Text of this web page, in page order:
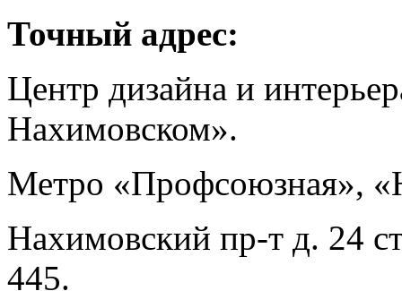
Точный адрес:
Центр дизайна и
Нахимовском».
Метро «Профсоюзная»,
Нахимовский пр-т д. 24
445.